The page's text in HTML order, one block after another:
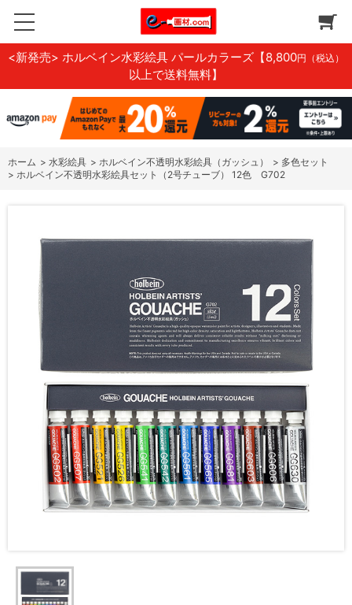
<新発売> ホルベイン水彩絵具 パールカラーズ 【8,800円（税込）
以上で送料無料】
ホーム > 水彩絵具 > ホルベイン不透明水彩絵具（ガッシュ） > 多色セット
> ホルベイン不透明水彩絵具セット（2号チューブ） 12色 G702